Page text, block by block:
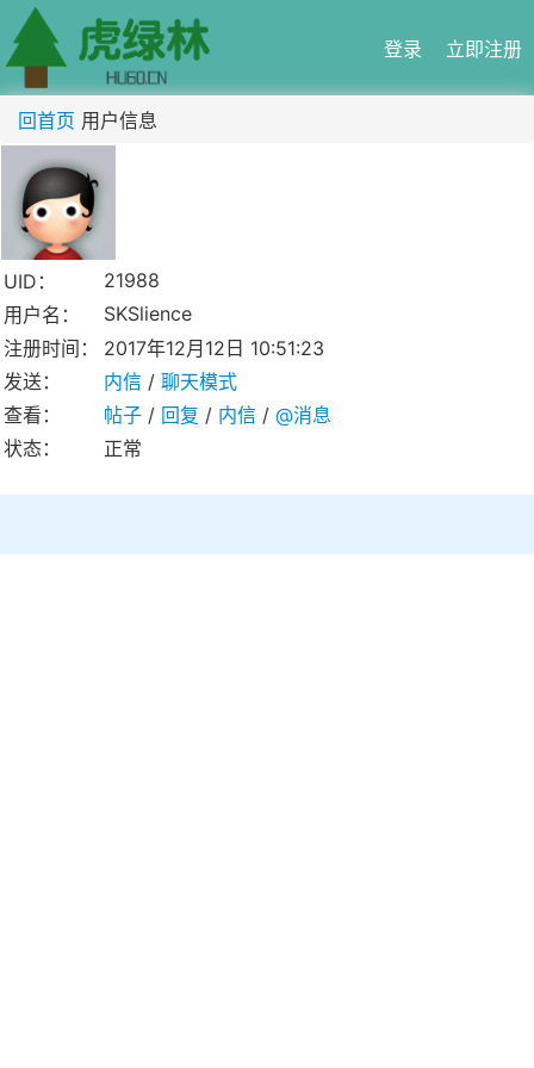
登录 立即注册
回首页 用户信息
UID：
21988
用户名：
SKSlience
注册时间：
2017年12月12日 10:51:23
发送：
内信 / 聊天模式
查看：
帖子 / 回复 / 内信 / @消息
状态：
正常